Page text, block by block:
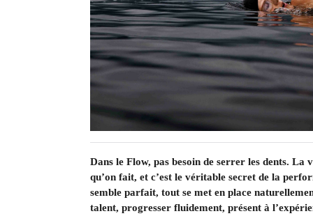
Dans le Flow, pas besoin de serrer les dents. La
qu’on fait, et c’est le véritable secret de la
semble parfait, tout se met en place
talent, progresser fluidement, présent à